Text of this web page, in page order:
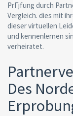
PrГјfung durch
Vergleich. dies mit
dieser virtuellen
und kennenlernen
verheiratet.
Des